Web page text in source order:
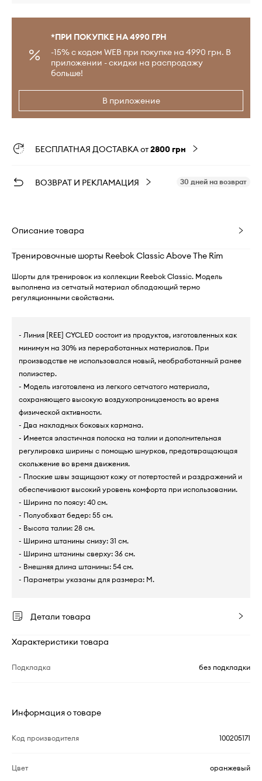
*ПРИ ПОКУПКЕ НА 4990 ГРН
-15% с кодом WEB при покупке на 4990 грн. В
приложении - скидки на распродажу
больше!
В приложение
БЕСПЛАТНАЯ ДОСТАВКА от2800 грн
ВОЗВРАТ И РЕКЛАМАЦИЯ 30 дней на возврат
Описание товара
Тренировочные шорты Reebok Classic Above The Rim
Шорты для тренировок из коллекции Reebok Classic. Модель
выполнена из сетчатый материал обладающий термо
регуляционными свойствами.
- Линия [REE] CYCLED состоит из продуктов, изготовленных как
минимум на 30% из переработанных материалов. При
производстве не использовался новый, необработанный ранее
полиэстер.
- Модель изготовлена ​​из легкого сетчатого материала,
сохраняющего высокую воздухопроницаемость во время
физической активности.
- Два накладных боковых кармана.
- Имеется эластичная полоска на талии и дополнительная
регулировка ширины с помощью шнурков, предотвращающая
скольжение во время движения.
- Плоские швы защищают кожу от потертостей и раздражений и
обеспечивают высокий уровень комфорта при использовании.
- Ширина по поясу: 40 см.
- Полуобхват бедер: 55 см.
- Высота талии: 28 см.
- Ширина штанины снизу: 31 см.
- Ширина штанины сверху: 36 см.
- Внешняя длина штанины: 54 см.
- Параметры указаны для размера: M.
Детали товара
Характеристики товара
Подкладка без подкладки
Информация о товаре
Код производителя 100205171
Цвет оранжевый